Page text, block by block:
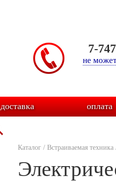
7-
не
доставка оплата
Каталог / Встраиваемая техника